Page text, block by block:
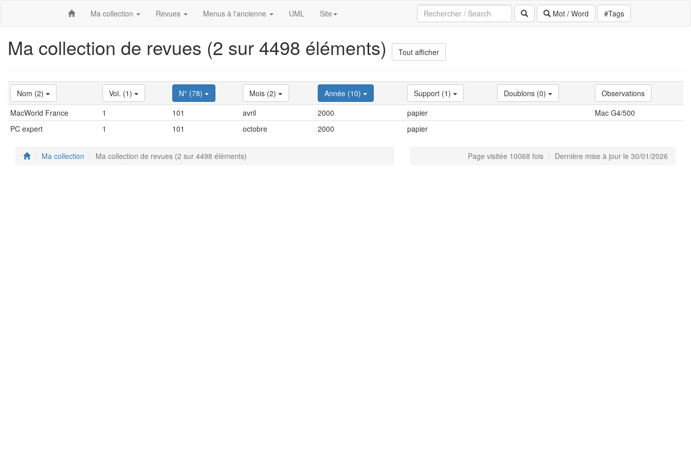
Ma collection Revues Menus à l'ancienne UML Site Mot / Word #Tags
Ma collection de revues (2 sur 4498 éléments) Tout afficher
Nom (2) Vol. (1) N° (78) Mois (2) Année (10) Support (1) Doublons (0)
Observations
MacWorld France
1 101 avril 2000 papier
Mac G4/500
PC expert
1 101 octobre 2000 papier
Ma collection Ma collection de revues (2 sur 4498 éléments) Page visitée 10068 fois Dernière mise à jour le 30/01/2026